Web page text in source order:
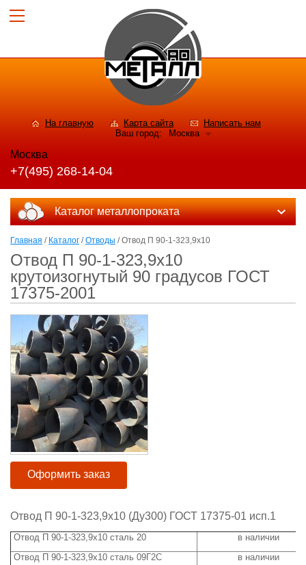
На главную Карта сайта
Написать нам
Ваш город:
Москва
Москва
+7(495) 268-14-04
Каталог металлопроката
Главная / Каталог /Отводы / Отвод П 90-1-323,9x10
Отвод П 90-1-323,9x10
крутоизогнутый 90 градусов ГОСТ
17375-2001
Оформить заказ
Отвод П 90-1-323,9x10 (Ду300) ГОСТ 17375-01 исп.1
Отвод П 90-1-323,9x10 сталь 20
в наличии
Отвод П 90-1-323,9x10 сталь 09Г2С
в наличии